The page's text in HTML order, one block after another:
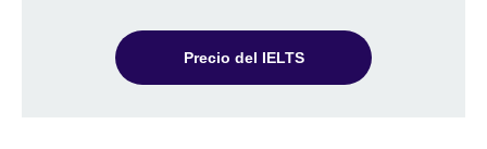
Precio del IELTS